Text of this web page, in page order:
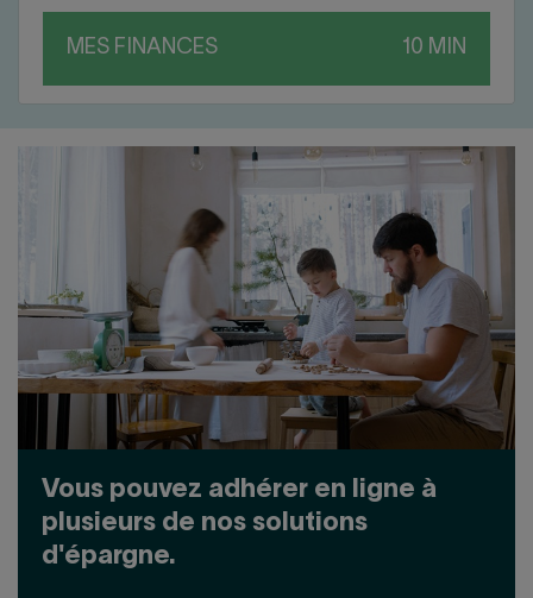
MES FINANCES
Vous pouvez adhérer en ligne à
plusieurs de nos solutions
d'épargne.